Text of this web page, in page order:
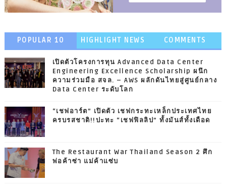
POPULAR 10 HIGHLIGHT NEWS COMMENTS
เปิดตัวโครงการทุน Advanced Data Center
Engineering Excellence Scholarship ผนึก
ความร่วมมือ สจล. – AWS ผลักดันไทยสู่ศูนย์กลาง
Data Center ระดับโลก
“เชฟอาร์ต” เปิดตัว เชฟกระทะเหล็กประเทศไทย
ครบรสชาติ!!ปะทะ “เชฟฟิลลิป” ทั้งมันส์ทั้งเดือด
The Restaurant War Thailand Season 2 ศึก
พ่อค้าซ่า แม่ค้าแซ่บ